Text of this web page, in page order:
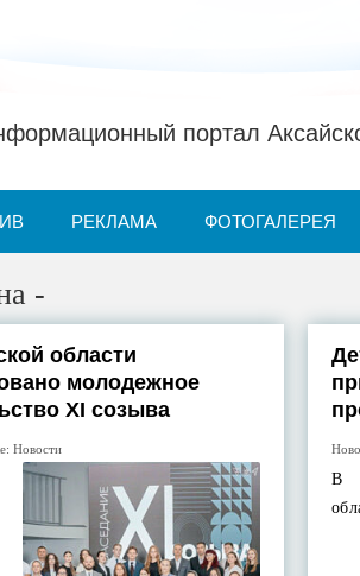
портал
РЕКЛАМА ФОТОГАЛЕРЕЯ
-
области
молодежное
XI созыва
Новости
В